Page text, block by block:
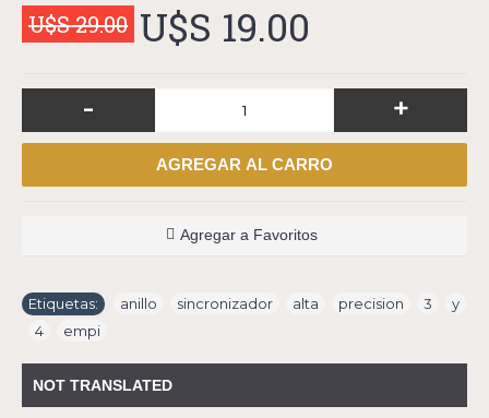
U$S 29.00 U$S 19.00
- +
AGREGAR AL CARRO
Agregar a Favoritos
Etiquetas: anillo sincronizador alta precision 3
y
4 empi
NOT TRANSLATED